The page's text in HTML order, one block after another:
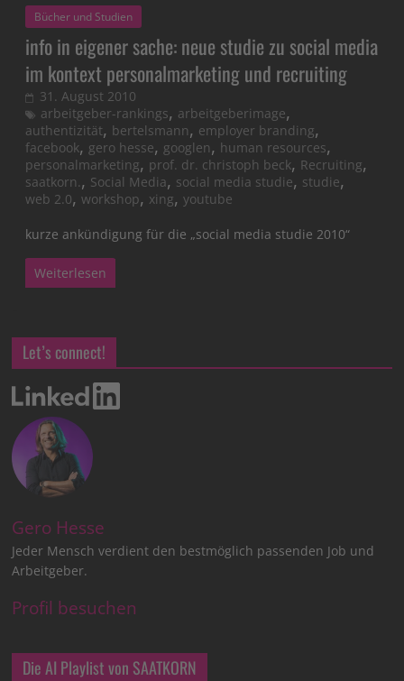
Bücher und Studien
info in eigener sache: neue studie zu social media
im kontext personalmarketing und recruiting
31. August 2010
arbeitgeber-rankings, arbeitgeberimage,
authentizität, bertelsmann, employer branding,
facebook, gero hesse, googlen, human resources,
personalmarketing, prof. dr. christoph beck, Recruiting,
saatkorn., Social Media, social media studie, studie,
web 2.0,workshop, xing,youtube
kurze ankündigung für die „social media studie 2010“
Weiterlesen
Let’s connect!
Gero Hesse
Jeder Mensch verdient den bestmöglich passenden Job und
Arbeitgeber.
Profil besuchen
Die AI Playlist von SAATKORN